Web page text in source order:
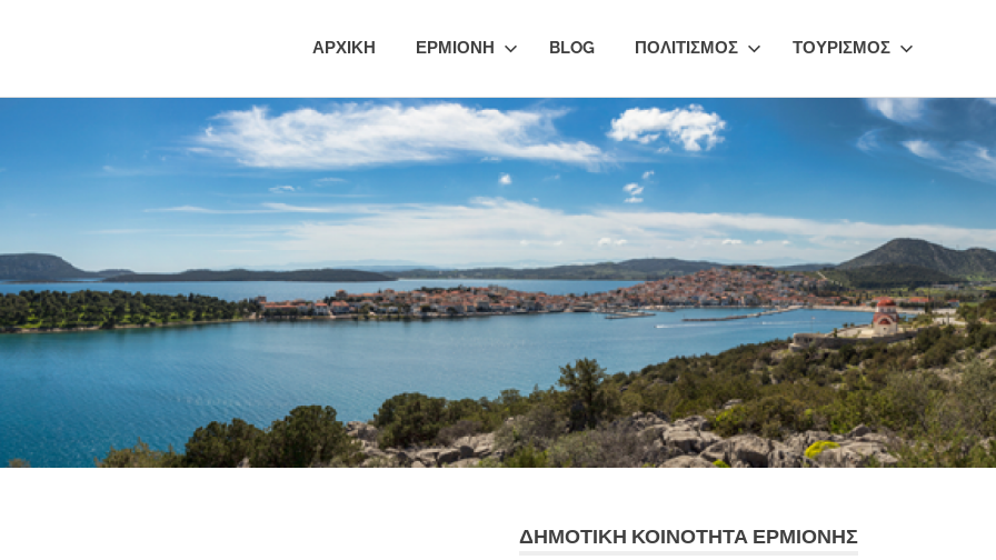
ΑΡΧΙΚΗ ΕΡΜΙΟΝΗ BLOG ΠΟΛΙΤΙΣΜΟΣ ΤΟΥΡΙΣΜΟΣ
ΔΗΜΟΤΙΚΗ ΚΟΙΝΟΤΗΤΑ ΕΡΜΙΟΝΗΣ